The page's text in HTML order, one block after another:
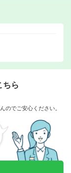
ちら
のでご安心ください。